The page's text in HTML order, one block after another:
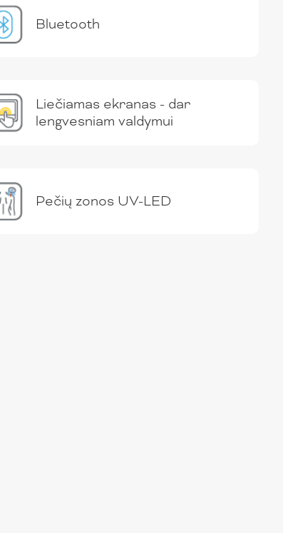
Bluetooth
Liečiamas ekranas - dar
lengvesniam valdymui
Pečių zonos UV-LED